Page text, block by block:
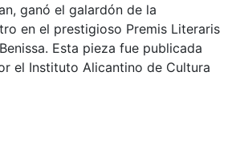
ganó el galardón de la
en el prestigioso Premis Literaris
. Esta pieza fue publicada
el Instituto Alicantino de Cultura